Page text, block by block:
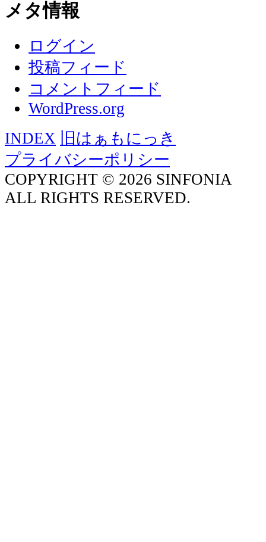
メタ情報
ログイン
投稿フィード
コメントフィード
WordPress.org
INDEX
旧はぁもにっき
プライバシーポリシー
COPYRIGHT © 2026 SINFONIA
ALL RIGHTS RESERVED.